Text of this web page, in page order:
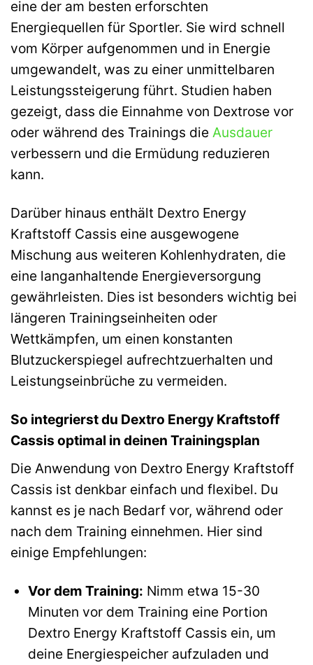
eine der am besten erforschten
Energiequellen für Sportler. Sie wird schnell
vom Körper aufgenommen und in Energie
umgewandelt, was zu einer unmittelbaren
Leistungssteigerung führt. Studien haben
gezeigt, dass die Einnahme von Dextrose vor
oder während des Trainings die Ausdauer
verbessern und die Ermüdung reduzieren
kann.
Darüber hinaus enthält Dextro Energy
Kraftstoff Cassis eine ausgewogene
Mischung aus weiteren Kohlenhydraten, die
eine langanhaltende Energieversorgung
gewährleisten. Dies ist besonders wichtig bei
längeren Trainingseinheiten oder
Wettkämpfen, um einen konstanten
Blutzuckerspiegel aufrechtzuerhalten und
Leistungseinbrüche zu vermeiden.
So integrierst du Dextro Energy Kraftstoff
Cassis optimal in deinen Trainingsplan
Die Anwendung von Dextro Energy Kraftstoff
Cassis ist denkbar einfach und flexibel. Du
kannst es je nach Bedarf vor, während oder
nach dem Training einnehmen. Hier sind
einige Empfehlungen:
Vor dem Training: Nimm etwa 15-30
Minuten vor dem Training eine Portion
Dextro Energy Kraftstoff Cassis ein, um
deine Energiespeicher aufzuladen und